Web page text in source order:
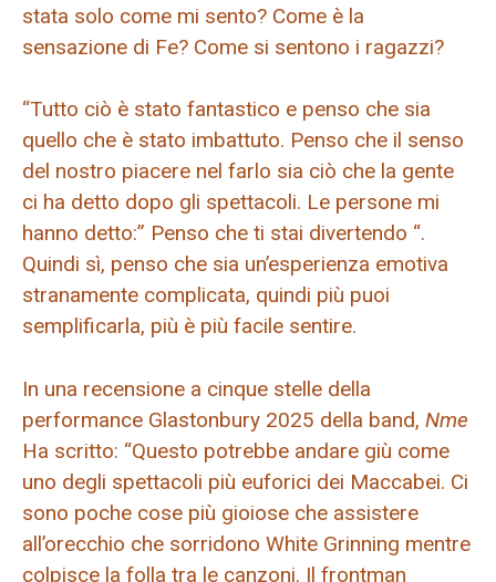
stata solo come mi sento? Come è la
sensazione di Fe? Come si sentono i ragazzi?
“Tutto ciò è stato fantastico e penso che sia
quello che è stato imbattuto. Penso che il senso
del nostro piacere nel farlo sia ciò che la gente
ci ha detto dopo gli spettacoli. Le persone mi
hanno detto:” Penso che ti stai divertendo “.
Quindi sì, penso che sia un’esperienza emotiva
stranamente complicata, quindi più puoi
semplificarla, più è più facile sentire.
In una recensione a cinque stelle della
performance Glastonbury 2025 della band, Nme
Ha scritto: “Questo potrebbe andare giù come
uno degli spettacoli più euforici dei Maccabei. Ci
sono poche cose più gioiose che assistere
all’orecchio che sorridono White Grinning mentre
colpisce la folla tra le canzoni. Il frontman